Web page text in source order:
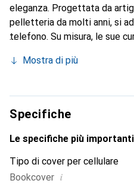
eleganza. Progettata da
pelletteria da molti anni, si
telefono. Su misura, le sue
indispensabile per il tuo
alta qualità ed è una scelta
esigente.
Mostra di più
Specifiche
Le specifiche più
Tipo di cover per cellulare
Bookcover i